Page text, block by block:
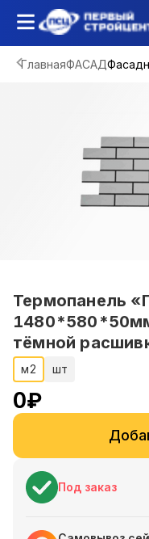
ГлавнаяФАСАД
Термопанель
тёмной
м2 шт
0₽
Под заказ